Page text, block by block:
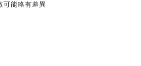
可能略有差異